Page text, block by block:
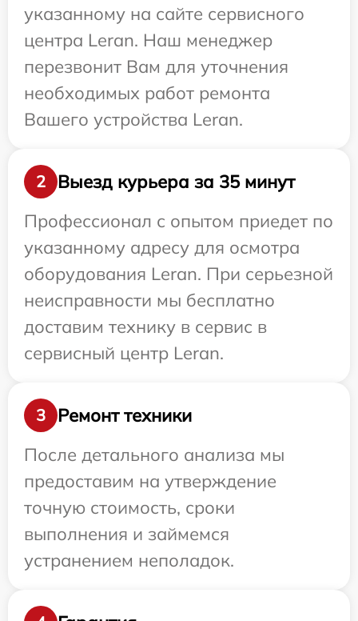
указанному на сайте сервисного
центра Leran. Наш менеджер
перезвонит Вам для уточнения
необходимых работ ремонта
Вашего устройства Leran.
2
Выезд курьера за 35 минут
Профессионал с опытом приедет по
указанному адресу для осмотра
оборудования Leran. При серьезной
неисправности мы бесплатно
доставим технику в сервис в
сервисный центр Leran.
3
Ремонт техники
После детального анализа мы
предоставим на утверждение
точную стоимость, сроки
выполнения и займемся
устранением неполадок.